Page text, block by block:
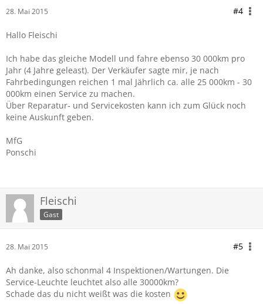
28. Mai 2015 #4
Hallo Fleischi
Ich habe das gleiche Modell und fahre ebenso 30 000km pro
Jahr (4 Jahre geleast). Der Verkäufer sagte mir, je nach
Fahrbedingungen reichen 1 mal Jährlich ca. alle 25 000km - 30
000km einen Service zu machen.
Über Reparatur- und Servicekosten kann ich zum Glück noch
keine Auskunft geben.
MfG
Ponschi
Fleischi
Gast
28. Mai 2015 #5
Ah danke, also schonmal 4 Inspektionen/Wartungen. Die
Service-Leuchte leuchtet also alle 30000km?
Schade das du nicht weißt was die kosten